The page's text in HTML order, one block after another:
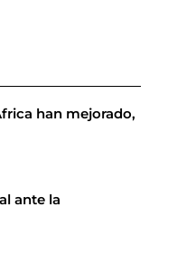
han mejorado,
ante la